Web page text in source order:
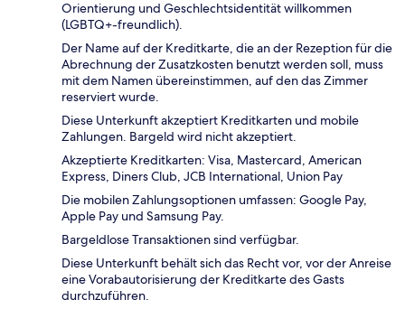
Orientierung und Geschlechtsidentität willkommen
(LGBTQ+-freundlich).
Der Name auf der Kreditkarte, die an der Rezeption für die
Abrechnung der Zusatzkosten benutzt werden soll, muss
mit dem Namen übereinstimmen, auf den das Zimmer
reserviert wurde.
Diese Unterkunft akzeptiert Kreditkarten und mobile
Zahlungen. Bargeld wird nicht akzeptiert.
Akzeptierte Kreditkarten: Visa, Mastercard, American
Express, Diners Club, JCB International, Union Pay
Die mobilen Zahlungsoptionen umfassen: Google Pay,
Apple Pay und Samsung Pay.
Bargeldlose Transaktionen sind verfügbar.
Diese Unterkunft behält sich das Recht vor, vor der Anreise
eine Vorabautorisierung der Kreditkarte des Gasts
durchzuführen.